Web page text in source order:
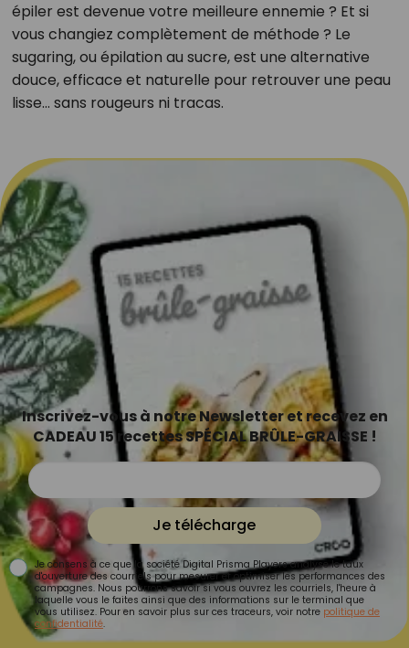
épiler est devenue votre meilleure ennemie ? Et si
vous changiez complètement de méthode ? Le
sugaring, ou épilation au sucre, est une alternative
douce, efficace et naturelle pour retrouver une peau
lisse… sans rougeurs ni tracas.
Inscrivez-vous à notre Newsletter et recevez en
CADEAU 15 recettes SPÉCIAL BRÛLE-GRAISSE !
Je télécharge
Je consens à ce que la société Digital Prisma Players analyse le taux
d'ouverture des courriels pour mesurer et optimiser les performances des
campagnes. Nous pourrons savoir si vous ouvrez les courriels, l'heure à
laquelle vous le faites ainsi que des informations sur le terminal que
vous utilisez. Pour en savoir plus sur ces traceurs, voir notre politique de
confidentialité.